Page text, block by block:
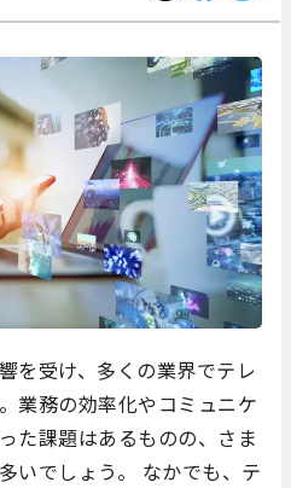
を受け、多くの業界でテレ
業務の効率化やコミュニケ
た課題はあるものの、さま
いでしょう。 なかでも、テ